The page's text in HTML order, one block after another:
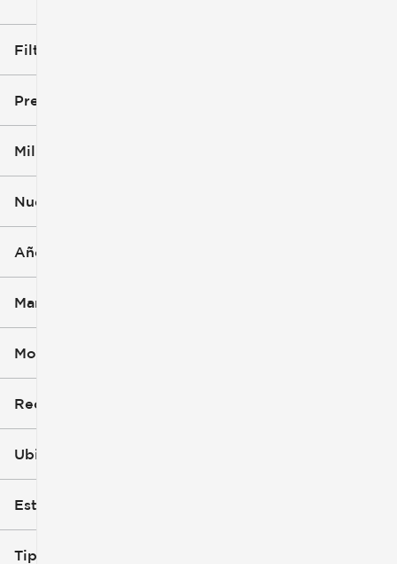
Filtros aplicados (2)
Precio
Millaje
Nuevo o usado
Año (1)
Marca
Modelo (1)
Recorte
Ubicación
Estilo de carrocería
Tipo de combustible